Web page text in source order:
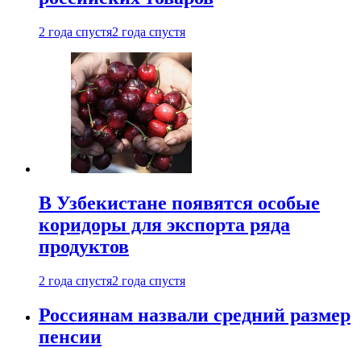
2 года спустя2 года спустя
В Узбекистане появятся особые
коридоры для экспорта ряда
продуктов
2 года спустя2 года спустя
Россиянам назвали средний размер
пенсии